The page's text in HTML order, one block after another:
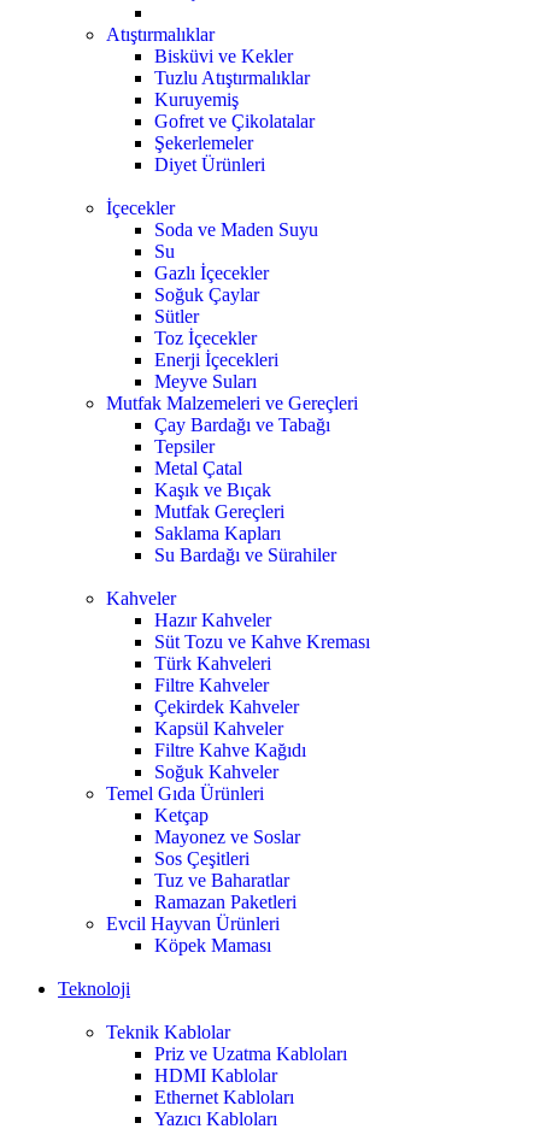
Atıştırmalıklar
Bisküvi ve Kekler
Tuzlu Atıştırmalıklar
Kuruyemiş
Gofret ve Çikolatalar
Şekerlemeler
Diyet Ürünleri
İçecekler
Soda ve Maden Suyu
Su
Gazlı İçecekler
Soğuk Çaylar
Sütler
Toz İçecekler
Enerji İçecekleri
Meyve Suları
Mutfak Malzemeleri ve Gereçleri
Çay Bardağı ve Tabağı
Tepsiler
Metal Çatal
Kaşık ve Bıçak
Mutfak Gereçleri
Saklama Kapları
Su Bardağı ve Sürahiler
Kahveler
Hazır Kahveler
Süt Tozu ve Kahve Kreması
Türk Kahveleri
Filtre Kahveler
Çekirdek Kahveler
Kapsül Kahveler
Filtre Kahve Kağıdı
Soğuk Kahveler
Temel Gıda Ürünleri
Ketçap
Mayonez ve Soslar
Sos Çeşitleri
Tuz ve Baharatlar
Ramazan Paketleri
Evcil Hayvan Ürünleri
Köpek Maması
Teknoloji
Teknik Kablolar
Priz ve Uzatma Kabloları
HDMI Kablolar
Ethernet Kabloları
Yazıcı Kabloları